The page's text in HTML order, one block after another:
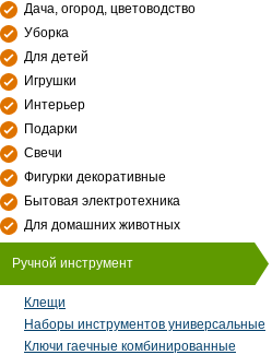
Дача, огород, цветоводство
Уборка
Для детей
Игрушки
Интерьер
Подарки
Свечи
Фигурки декоративные
Бытовая электротехника
Для домашних животных
Ручной инструмент
Клещи
Наборы инструментов универсальные
Ключи гаечные комбинированные